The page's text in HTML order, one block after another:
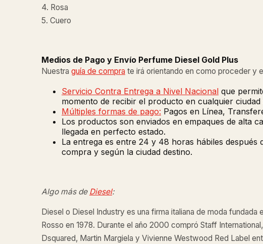
4. Rosa
5. Cuero
Medios de Pago y Envío Perfume Diesel Gold Plus
Nuestra guía de compra te irá orientando en como proceder y
Servicio Contra Entrega a Nivel Nacional que
momento de recibir el producto en cualquier ciudad
Múltiples formas de pago: Pagos en Línea,
Los productos son enviados en empaques de alta
llegada en perfecto estado.
La entrega es entre 24 y 48 horas hábiles después
compra y según la ciudad destino.
Algo más de Diesel:
Diesel o Diesel Industry es una firma italiana de moda fundada
Rosso en 1978. Durante el año 2000 compró Staff
Dsquared, Martin Margiela y Vivienne Westwood Red Label